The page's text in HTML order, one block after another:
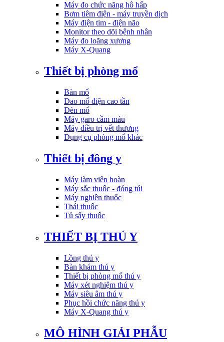
Máy đo chức năng hô hấp
Bơm tiêm điện - máy truyền dịch
Máy điện tim - điện não
Monitor theo dõi bệnh nhân
Máy đo loãng xương
Máy X-Quang
Thiết bị phòng mổ
Bàn mổ
Dao mổ điện cao tần
Đèn mổ
Máy garo cầm máu
Máy điều trị vết thương
Dụng cụ phòng mổ khác
Thiết bị đông y
Máy làm viên hoàn
Máy sắc thuốc - đóng túi
Máy nghiền thuốc
Thái thuốc
Tủ sấy thuốc
THIẾT BỊ THÚ Y
Lồng thú y
Bàn khám thú y
Thiết bị phòng mổ thú y
Máy xét nghiệm thú y
Máy siêu âm thú y
Phục hồi chức năng thú y
Máy X-Quang thú y
MÔ HÌNH GIẢI PHẪU